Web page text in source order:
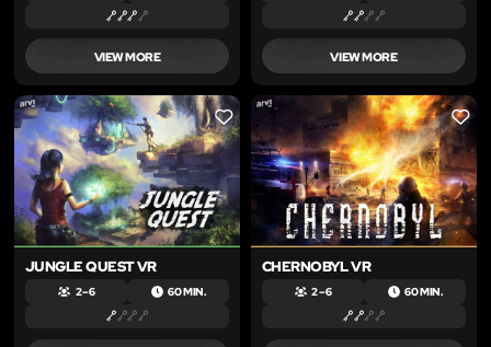
VIEW MORE VIEW MORE
LIKE
JUNGLE QUEST VR
2 – 6 60 MIN.
LIKE
CHERNOBYL VR
2 – 6 60 MIN.